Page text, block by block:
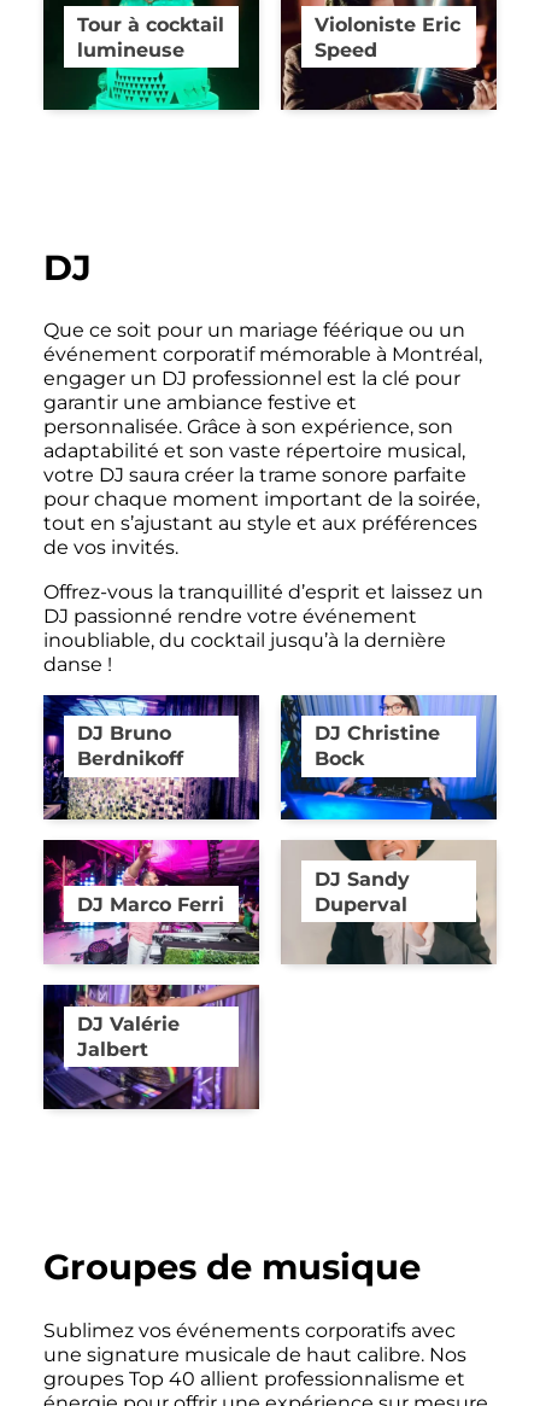
Tour à cocktail
lumineuse
Violoniste Eric
Speed
DJ
Que ce soit pour un mariage féérique ou un
événement corporatif mémorable à Montréal,
engager un DJ professionnel est la clé pour
garantir une ambiance festive et
personnalisée. Grâce à son expérience, son
adaptabilité et son vaste répertoire musical,
votre DJ saura créer la trame sonore parfaite
pour chaque moment important de la soirée,
tout en s’ajustant au style et aux préférences
de vos invités.
Offrez-vous la tranquillité d’esprit et laissez un
DJ passionné rendre votre événement
inoubliable, du cocktail jusqu’à la dernière
danse !
DJ Bruno
Berdnikoff
DJ Christine
Bock
DJ Marco Ferri
DJ Sandy
Duperval
DJ Valérie
Jalbert
Groupes de musique
Sublimez vos événements corporatifs avec
une signature musicale de haut calibre. Nos
groupes Top 40 allient professionnalisme et